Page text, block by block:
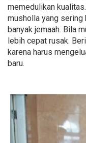
memedulikan
musholla yang sering
banyak jemaah. Bila
lebih cepat rusak.
karena harus
baru.